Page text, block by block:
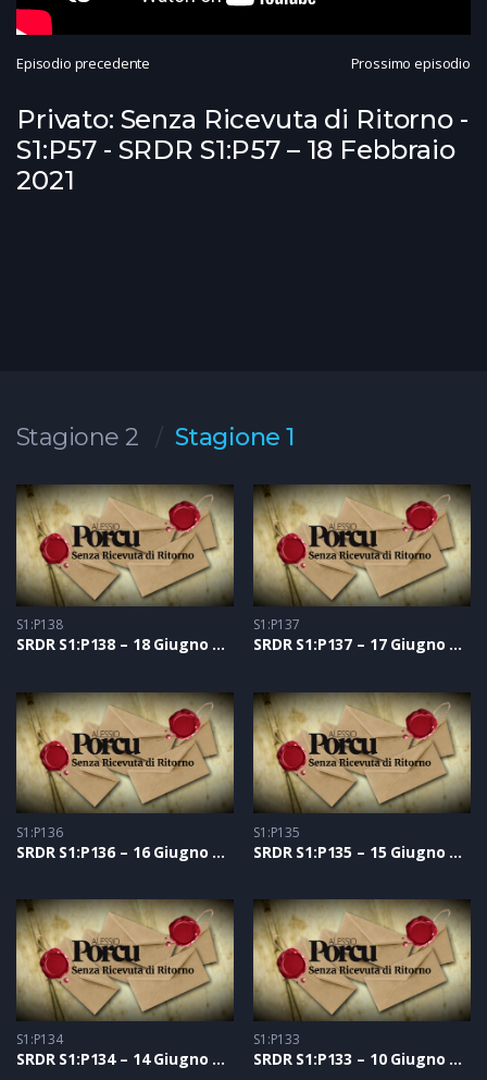
Episodio precedente Prossimo episodio
Privato: Senza Ricevuta di Ritorno -
S1:P57 - SRDR S1:P57 – 18 Febbraio
2021
Stagione 2 Stagione 1
S1:P138
SRDR S1:P138 – 18 Giugno 2021
S1:P137
SRDR S1:P137 – 17 Giugno 2021
S1:P136
SRDR S1:P136 – 16 Giugno 2021
S1:P135
SRDR S1:P135 – 15 Giugno 2021
S1:P134
SRDR S1:P134 – 14 Giugno 2021
S1:P133
SRDR S1:P133 – 10 Giugno 2021